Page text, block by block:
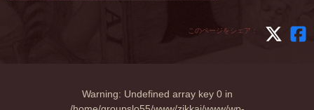
このページをシェア：
Warning: Undefined array key 0 in